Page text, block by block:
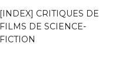
[INDEX] CRITIQUES DE
FILMS DE SCIENCE-
FICTION